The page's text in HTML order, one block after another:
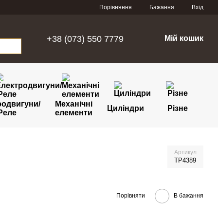
Порівняння Бажання Вхід
+38 (073) 550 7779 Мій кошик
Механічні
елементи
Циліндри Різне
Артикул
TP4389
Порівняти В бажання